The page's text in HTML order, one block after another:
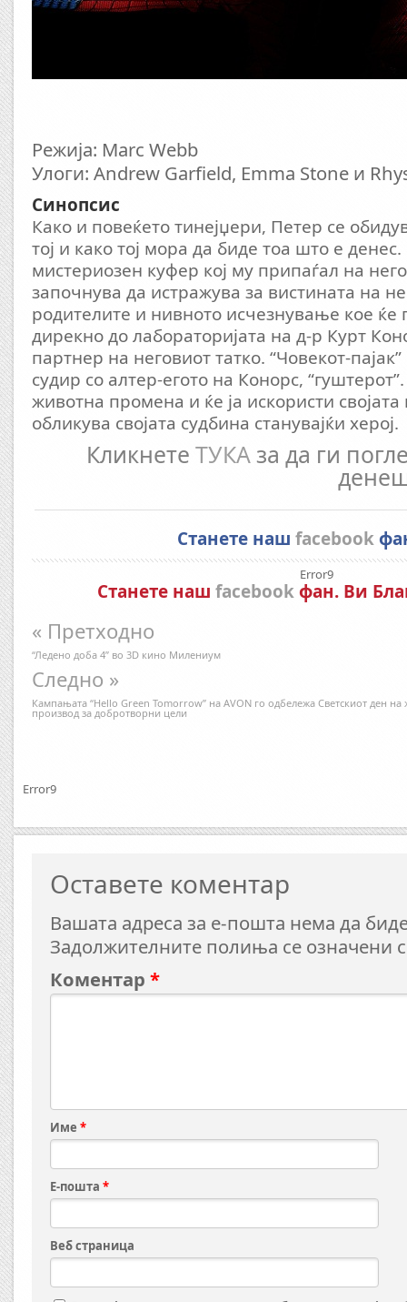
Режија: Marc Webb
Улоги: Andrew Garfield, Emma Stone и
Синопсис
Како и повеќето тинејџери, Петер се
тој и како тој мора да биде тоа што е
мистериозен куфер кој му припаѓал на
започнува да истражува за вистината на
родителите и нивното исчезнување кое ќе
дирекно до лабораторијата на д-р Курт
партнер на неговиот татко. “Човекот-
судир со алтер-егото на Конорс,
животна промена и ќе ја искористи својата
обликува својата судбина станувајќи херој.
Кликнете ТУКАза да ги
Станете наш facebook
Станете наш facebookфан. Ви
« Претходно
“Ледено доба 4” во 3D кино Милениум
Следно »
Кампањата “Hello Green Tomorrow” на AVON го одбележа Светскиот ден на
производ за добротворни цели
Error9
Error9
Оставете коментар
Вашата адреса за е-пошта нема да
Задолжителните полиња се означени
Коментар *
Име *
Е-пошта *
Веб страница